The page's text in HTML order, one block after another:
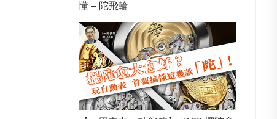
懂 – 陀飛輪